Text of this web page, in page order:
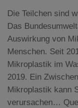
Die Teilchen sind
Das
Auswirkung von
Menschen. Seit
Mikroplastik im
2019. Ein
Mikroplastik kann
verursachen…